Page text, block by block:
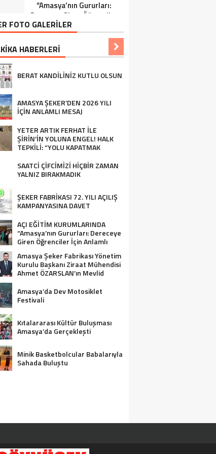
“Amasya’nın Gururları:
Dereceye Giren Öğrenciler
İçin Anlamlı Tören”
FOTO GALERİLER
HABERLERİ
BERAT KANDİLİNİZ KUTLU OLSUN
AMASYA ŞEKER’DEN 2026 YILI
İÇİN ANLAMLI MESAJ
YETER ARTIK FERHAT İLE
ŞİRİN’İN YOLUNA ENGEL! HALK
TEPKİLİ: “YOLU KAPATMAK
SAATCİ ÇİFCİMİZİ HİÇBİR ZAMAN
YALNIZ BIRAKMADIK
ŞEKER FABRİKASI 72. YILI AÇILIŞ
KAMPANYASINA DAVET
AÇI EĞİTİM KURUMLARINDA
“Amasya’nın Gururları: Dereceye
Giren Öğrenciler İçin Anlamlı
Amasya Şeker Fabrikası Yönetim
Kurulu Başkanı Ziraat Mühendisi
Ahmet ÖZARSLAN’ın Mevlid
Amasya’da Dev Motosiklet
Festivali
Kıtalararası Kültür Buluşması
Amasya’da Gerçekleşti
Minik Basketbolcular Babalarıyla
Sahada Buluştu